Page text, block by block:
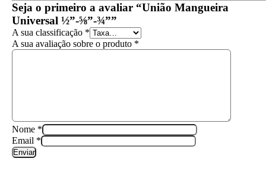
Seja o primeiro a avaliar “União Mangueira
Universal ½”-⅝”-¾””
A sua classificação *
A sua avaliação sobre o produto *
Nome *
Email *